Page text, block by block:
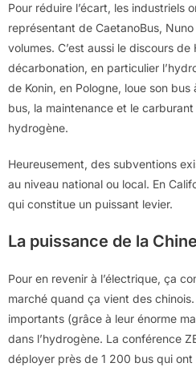
Pour réduire l’écart, les industriels
représentant de CaetanoBus,
volumes. C’est aussi le discours
décarbonation, en particulier
de Konin, en Pologne, loue son
bus, la maintenance et le
hydrogène.
Heureusement, des subventions
au niveau national ou local. En
qui constitue un puissant levier.
La puissance de la Chine
Pour en revenir à l’électrique, ça
marché quand ça vient des
importants (grâce à leur énorme
dans l’hydrogène. La conférence
déployer près de 1 200 bus qui ont